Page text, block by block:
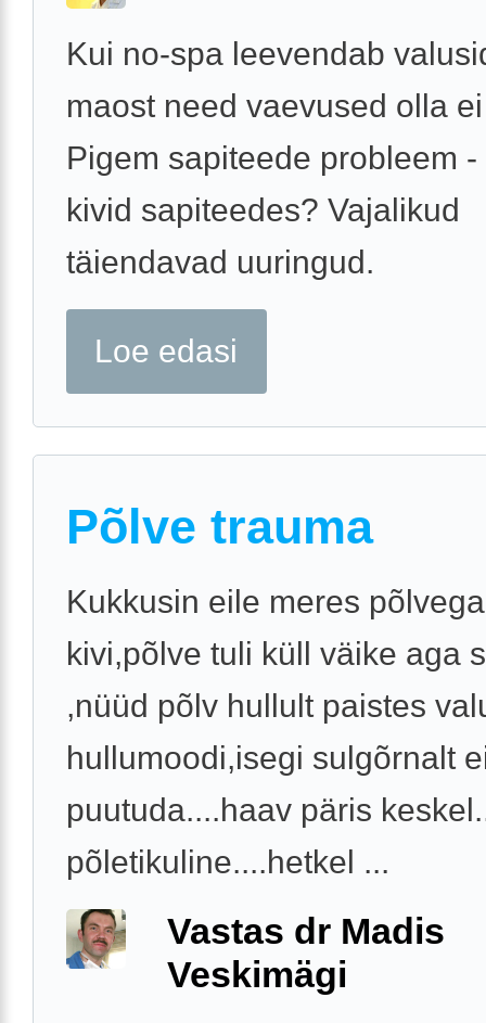
Kui no-spa leevendab
maost need vaevused olla
Pigem sapiteede probleem
kivid sapiteedes? Vajalikud
täiendavad uuringud.
Loe edasi
Põlve trauma
Kukkusin eile meres
kivi,põlve tuli küll väike aga
,nüüd põlv hullult paistes
hullumoodi,isegi sulgõrnalt
puutuda....haav päris
põletikuline....hetkel ...
Vastas dr Madis
Veskimägi